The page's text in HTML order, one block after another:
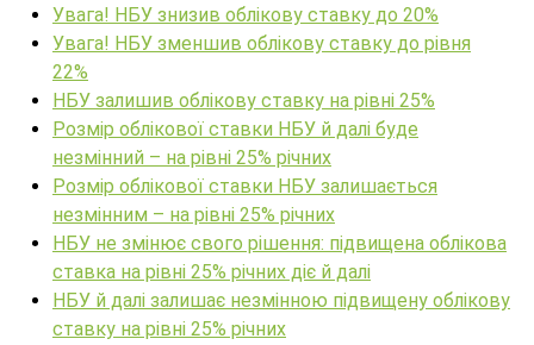
Увага! НБУ знизив облікову ставку до 20%
Увага! НБУ зменшив облікову ставку до рівня
22%
НБУ залишив облікову ставку на рівні 25%
Розмір облікової ставки НБУ й далі буде
незмінний – на рівні 25% річних
Розмір облікової ставки НБУ залишається
незмінним – на рівні 25% річних
НБУ не змінює свого рішення: підвищена облікова
ставка на рівні 25% річних діє й далі
НБУ й далі залишає незмінною підвищену облікову
ставку на рівні 25% річних